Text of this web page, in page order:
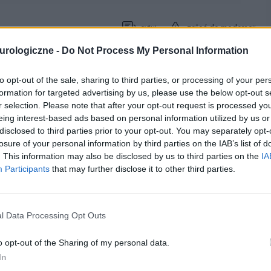
- Do Not Process My Personal Information
opt-out of the sale, sharing to third parties, or processing of your
for targeted advertising by us, please use the below opt-out
selection. Please note that after your opt-out request is processed
interest-based ads based on personal information utilized by us
to third parties prior to your opt-out. You may separately
of your personal information by third parties on the IAB’s list of
This information may also be disclosed by us to third parties on the
Participants that may further disclose it to other third parties.
Data Processing Opt Outs
opt-out of the Sharing of my personal data.
cytuj zgłoś do moderacji
oraz głowy a do tego problemy ze spaniem. Biorę od
nasenne. Chodzę na rechabilitację - sollux,
akumpunkturę. Łykam prozak, lerivon, hydroxyzinum, stilnox,
Pije jakieś syropy. Smaruję się maściami: diclac,
oraz ketonal ***. Śpię na specjalnej poduszce
żADNEJ POPRAWY. JESTEM JUSZ KOMPLETNIE
kręgosłupa szyjnego są jest już nieuleczalne?